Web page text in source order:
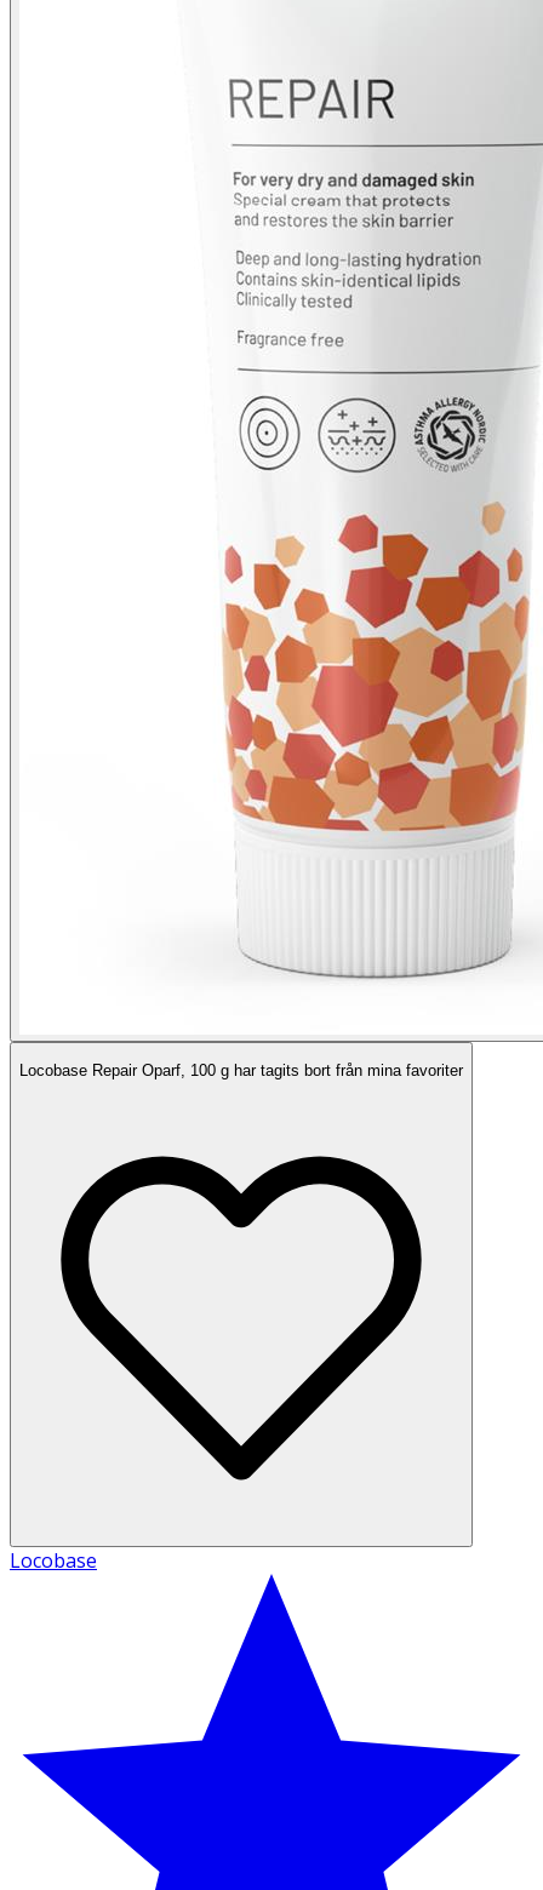
Locobase Repair Oparf, 100 g har tagits bort från mina favoriter
Locobase